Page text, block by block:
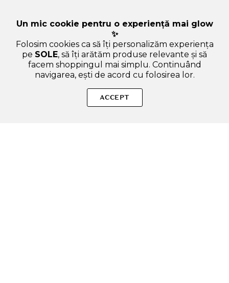
Produse autentice, conforme UE, alese responsabil.
Un mic cookie pentru o experiență mai glow
✨
Folosim cookies ca să îți personalizăm experiența
pe SOLE, să îți arătăm produse relevante și să
facem shoppingul mai simplu. Continuând
navigarea, ești de acord cu folosirea lor.
ACCEPT